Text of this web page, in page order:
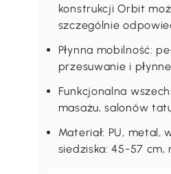
konstrukcji Orbit
szczególnie
Płynna mobilność:
przesuwanie i
Funkcjonalna
masażu, salonów
Materiał: PU, metal,
siedziska: 45-57 cm,